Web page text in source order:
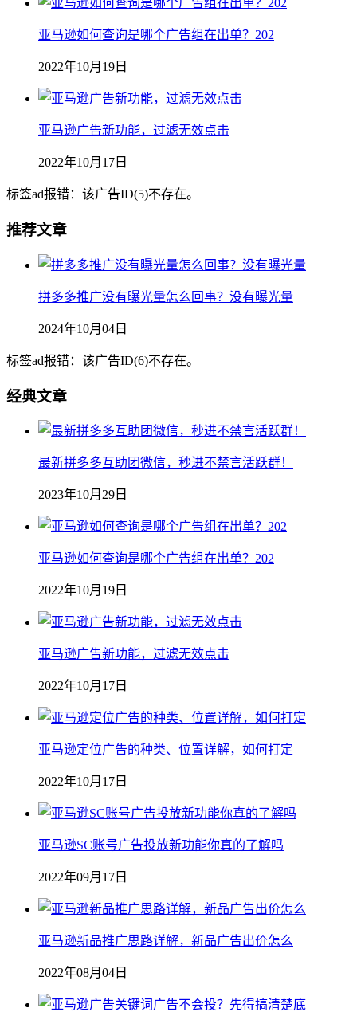
亚马逊如何查询是哪个广告组在出单？202
2022年10月19日
亚马逊广告新功能，过滤无效点击
2022年10月17日
标签ad报错：该广告ID(5)不存在。
推荐文章
拼多多推广没有曝光量怎么回事？没有曝光量
2024年10月04日
标签ad报错：该广告ID(6)不存在。
经典文章
最新拼多多互助团微信，秒进不禁言活跃群！
2023年10月29日
亚马逊如何查询是哪个广告组在出单？202
2022年10月19日
亚马逊广告新功能，过滤无效点击
2022年10月17日
亚马逊定位广告的种类、位置详解，如何打定
2022年10月17日
亚马逊SC账号广告投放新功能你真的了解吗
2022年09月17日
亚马逊新品推广思路详解，新品广告出价怎么
2022年08月04日